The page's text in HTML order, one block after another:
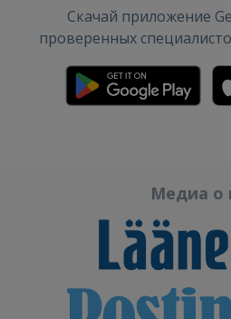
Скачай приложение
проверенных
Медиа о